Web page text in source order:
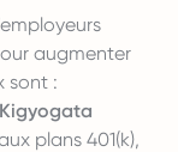
augmenter
sont :
plans 401(k),